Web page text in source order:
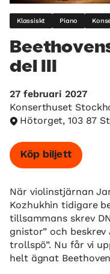
Klassiskt Piano
del III
27 februari 2027
Konserthuset
Hötorget, 103 87
Köp biljett
När violinstjärnan
Kozhukhin tidigare
tillsammans skrev
gnistor” och
trollspö”. Nu får vi
helt ägnat